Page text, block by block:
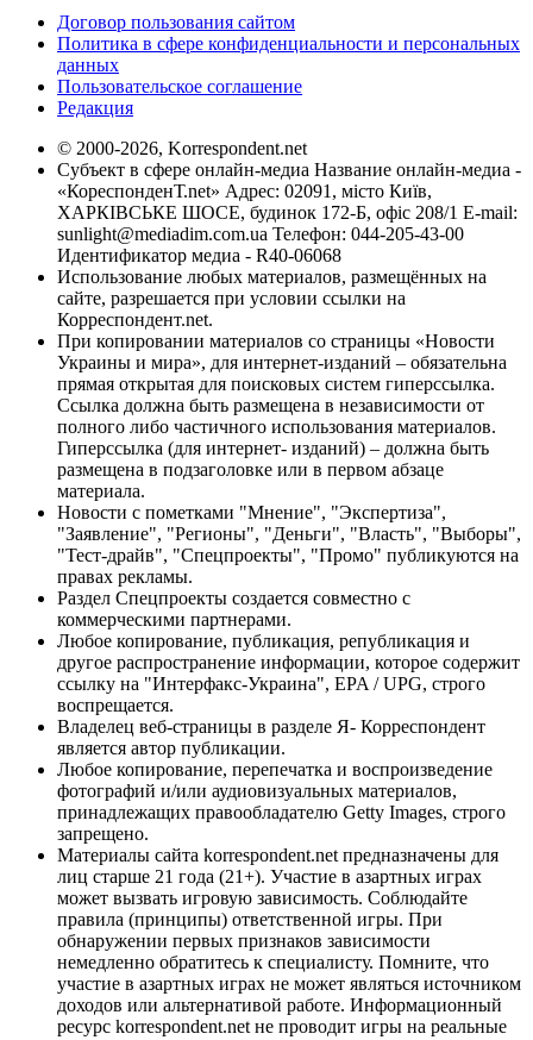
Договор пользования сайтом
Политика в сфере конфиденциальности и персональных
данных
Пользовательское соглашение
Редакция
© 2000-2026, Korrespondent.net
Субъект в сфере онлайн-медиа Название онлайн-медиа -
«КореспонденТ.net» Адрес: 02091, місто Київ,
ХАРКІВСЬКЕ ШОСЕ, будинок 172-Б, офіс 208/1 E-mail:
sunlight@mediadim.com.ua Телефон: 044-205-43-00
Идентификатор медиа - R40-06068
Использование любых материалов, размещённых на
сайте, разрешается при условии ссылки на
Корреспондент.net.
При копировании материалов со страницы «Новости
Украины и мира», для интернет-изданий – обязательна
прямая открытая для поисковых систем гиперссылка.
Ссылка должна быть размещена в независимости от
полного либо частичного использования материалов.
Гиперссылка (для интернет- изданий) – должна быть
размещена в подзаголовке или в первом абзаце
материала.
Новости с пометками "Мнение", "Экспертиза",
"Заявление", "Регионы", "Деньги", "Власть", "Выборы",
"Тест-драйв", "Спецпроекты", "Промо" публикуются на
правах рекламы.
Раздел Спецпроекты создается совместно с
коммерческими партнерами.
Любое копирование, публикация, републикация и
другое распространение информации, которое содержит
ссылку на "Интерфакс-Украина", EPA / UPG, строго
воспрещается.
Владелец веб-страницы в разделе Я- Корреспондент
является автор публикации.
Любое копирование, перепечатка и воспроизведение
фотографий и/или аудиовизуальных материалов,
принадлежащих правообладателю Getty Images, строго
запрещено.
Материалы сайта korrespondent.net предназначены для
лиц старше 21 года (21+). Участие в азартных играх
может вызвать игровую зависимость. Соблюдайте
правила (принципы) ответственной игры. При
обнаружении первых признаков зависимости
немедленно обратитесь к специалисту. Помните, что
участие в азартных играх не может являться источником
доходов или альтернативой работе. Информационный
ресурс korrespondent.net не проводит игры на реальные